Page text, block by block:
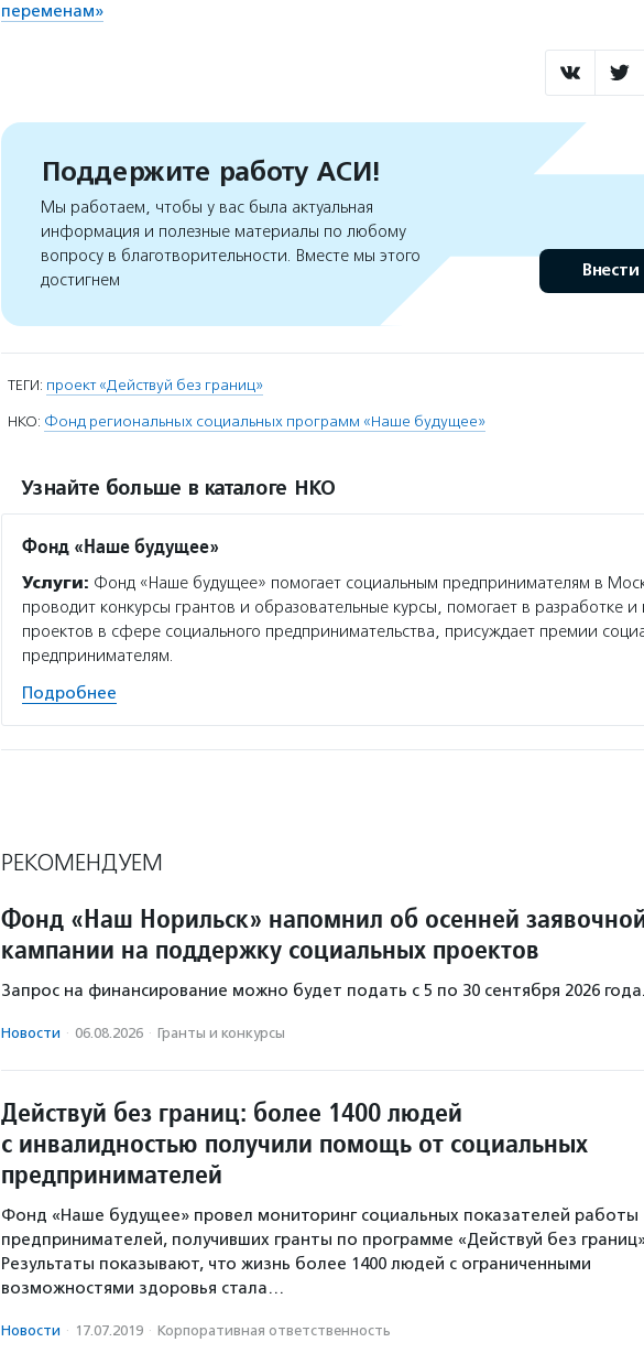
переменам»
Поддержите работу АСИ!
Мы работаем, чтобы у вас была актуальная
информация и полезные материалы по любому
вопросу в благотворительности. Вместе мы этого
достигнем
Внести
ТЕГИ: проект «Действуй без границ»
НКО: Фонд региональных социальных программ «Наше будущее»
Узнайте больше в каталоге НКО
Фонд «Наше будущее»
Услуги: Фонд «Наше будущее» помогает социальным предпринимателям в
проводит конкурсы грантов и образовательные курсы, помогает в разработке
проектов в сфере социального предпринимательства, присуждает премии
предпринимателям.
Подробнее
РЕКОМЕНДУЕМ
Фонд «Наш Норильск» напомнил об осенней
кампании на поддержку социальных проектов
Запрос на финансирование можно будет подать с 5 по 30 сентября 2026
Новости · 06.08.2026 · Гранты и конкурсы
Действуй без границ: более 1400 людей
с инвалидностью получили помощь от социальных
предпринимателей
Фонд «Наше будущее» провел мониторинг социальных показателей работы
предпринимателей, получивших гранты по программе «Действуй без
Результаты показывают, что жизнь более 1400 людей с ограниченными
возможностями здоровья стала…
Новости · 17.07.2019 · Корпоративная ответственность